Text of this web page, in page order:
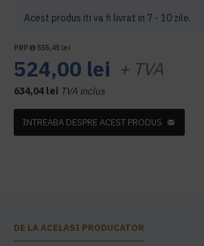
Acest produs iti va fi livrat in 7 - 10 zile.
PRP 555,45 lei
524,00 lei + TVA
634,04 lei TVA inclus
INTREABA DESPRE ACEST PRODUS
DE LA ACELASI PRODUCATOR